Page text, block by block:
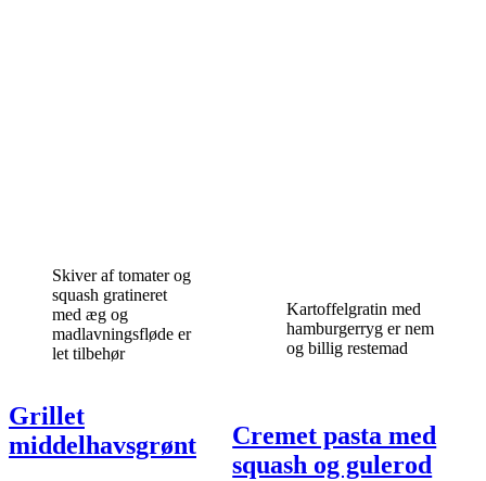
Skiver af tomater og
squash gratineret
med æg og
madlavningsfløde er
let tilbehør
Kartoffelgratin med
hamburgerryg er nem
og billig restemad
Grillet
middelhavsgrønt
Cremet pasta med
squash og gulerod